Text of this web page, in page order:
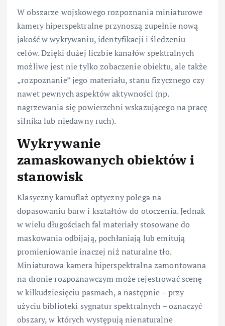
W obszarze wojskowego rozpoznania miniaturowe
kamery hiperspektralne przynoszą zupełnie nową
jakość w wykrywaniu, identyfikacji i śledzeniu
celów. Dzięki dużej liczbie kanałów spektralnych
możliwe jest nie tylko zobaczenie obiektu, ale także
„rozpoznanie” jego materiału, stanu fizycznego czy
nawet pewnych aspektów aktywności (np.
nagrzewania się powierzchni wskazującego na pracę
silnika lub niedawny ruch).
Wykrywanie
zamaskowanych obiektów i
stanowisk
Klasyczny kamuflaż optyczny polega na
dopasowaniu barw i kształtów do otoczenia. Jednak
w wielu długościach fal materiały stosowane do
maskowania odbijają, pochłaniają lub emitują
promieniowanie inaczej niż naturalne tło.
Miniaturowa kamera hiperspektralna zamontowana
na dronie rozpoznawczym może rejestrować scenę
w kilkudziesięciu pasmach, a następnie – przy
użyciu biblioteki sygnatur spektralnych – oznaczyć
obszary, w których występują nienaturalne